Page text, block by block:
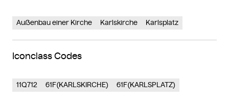
Außenbau einer Kirche Karlskirche Karlsplatz
Iconclass Codes
11Q712 61F(KARLSKIRCHE) 61F(KARLSPLATZ)